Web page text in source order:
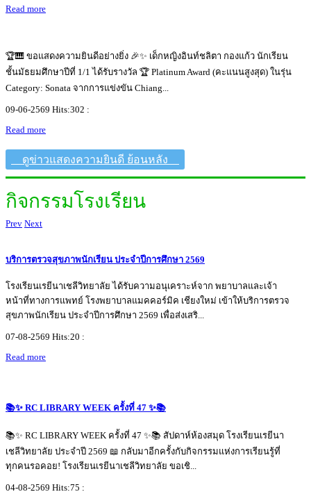
Read more
🏆🎹 ขอแสดงความยินดีอย่างยิ่ง 🎉✨ เด็กหญิงอินท์ชลิตา กองแก้ว นักเรียน
ชั้นมัธยมศึกษาปีที่ 1/1 ได้รับรางวัล 🏆 Platinum Award (คะแนนสูงสุด) ในรุ่น
Category: Sonata จากการแข่งขัน Chiang...
09-06-2569 Hits:302 :
Read more
ดูข่าวแสดงความยินดี ย้อนหลัง
กิจกรรมโรงเรียน
Prev Next
บริการตรวจสุขภาพนักเรียน ประจำปีการศึกษา 2569
โรงเรียนเรยีนาเชลีวิทยาลัย ได้รับความอนุเคราะห์จาก พยาบาลและเจ้า
หน้าที่ทางการแพทย์ โรงพยาบาลแมคคอร์มิค เชียงใหม่ เข้าให้บริการตรวจ
สุขภาพนักเรียน ประจำปีการศึกษา 2569 เพื่อส่งเสริ...
07-08-2569 Hits:20 :
Read more
📚✨ RC LIBRARY WEEK ครั้งที่ 47 ✨📚
📚✨ RC LIBRARY WEEK ครั้งที่ 47 ✨📚 สัปดาห์ห้องสมุด โรงเรียนเรยีนา
เชลีวิทยาลัย ประจำปี 2569 📖 กลับมาอีกครั้งกับกิจกรรมแห่งการเรียนรู้ที่
ทุกคนรอคอย! โรงเรียนเรยีนาเชลีวิทยาลัย ขอเชิ...
04-08-2569 Hits:75 :